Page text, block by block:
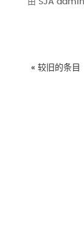
由 SJA admin
« 较旧的条目